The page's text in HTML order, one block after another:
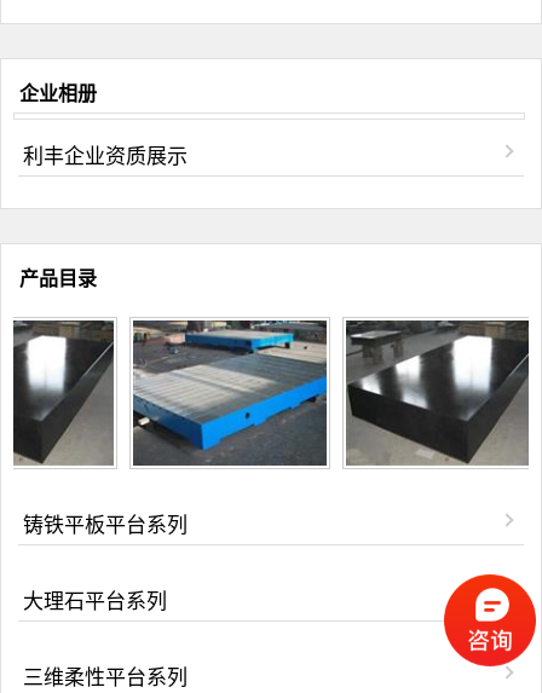
企业相册
利丰企业资质展示
产品目录
铸铁平板平台系列
大理石平台系列
三维柔性平台系列